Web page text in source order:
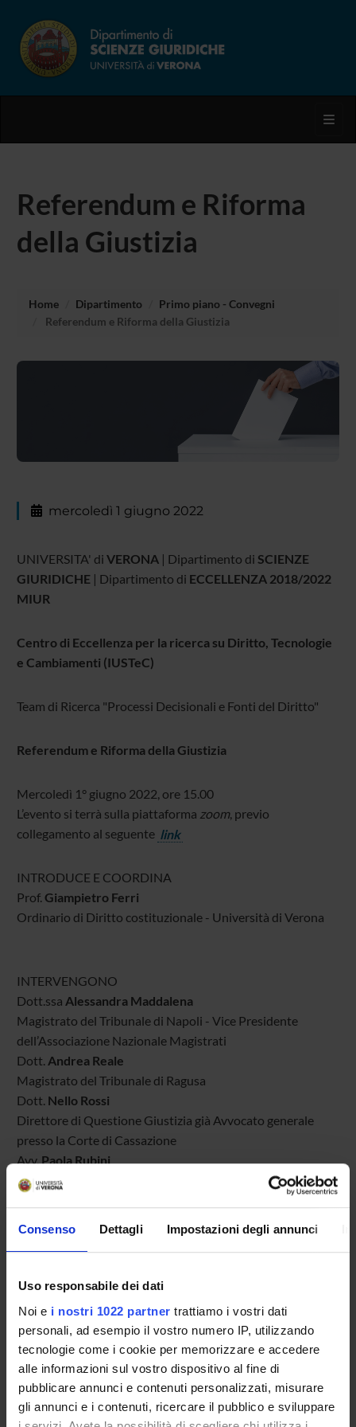
Consenso Dettagli Impostazioni degli annunci
Uso responsabile dei dati
Noi e i nostri 1022 partner trattiamo i vostri dati
personali, ad esempio il vostro numero IP, utilizzando
tecnologie come i cookie per memorizzare e accedere
alle informazioni sul vostro dispositivo al fine di
pubblicare annunci e contenuti personalizzati, misurare
gli annunci e i contenuti, ricercare il pubblico e sviluppare
Referendum e Riforma
della Giustizia
Home Dipartimento
Primo piano - Convegni
Referendum e Riforma della Giustizia
mercoledì 1 giugno 2022
UNIVERSITA' di VERONA| Dipartimento di SCIENZE
GIURIDICHE| Dipartimento di ECCELLENZA 2018/2022
MIUR
Centro di Eccellenza per la ricerca su Diritto, Tecnologie
e Cambiamenti (IUSTeC)
Team di Ricerca "Processi Decisionali e Fonti del Diritto"
Referendum e Riforma della Giustizia
Mercoledì 1° giugno 2022, ore 15.00
L’evento si terrà sulla piattaforma zoom, previo
collegamento al seguente link
INTRODUCE E COORDINA
Prof. Giampietro Ferri
Ordinario di Diritto costituzionale - Università di Verona
INTERVENGONO
Dott.ssa Alessandra Maddalena
Magistrato del Tribunale di Napoli - Vice Presidente
dell’Associazione Nazionale Magistrati
Dott. Andrea Reale
Magistrato del Tribunale di Ragusa
Dott. Nello Rossi
Direttore di Questione Giustizia già Avvocato generale
presso la Corte di Cassazione
Avv.Paola Rubini
Vice Presidente dell’Unione delle Camere Penali Italiane
Giovanni Verde
«Guido Carli» di Roma già Vice Presidente del C.S.M.
Responsabile scientifico: Prof.Giampietro Ferri(Università
di Verona)
Organizzazione: Dott.ssa. Marta Giacomini